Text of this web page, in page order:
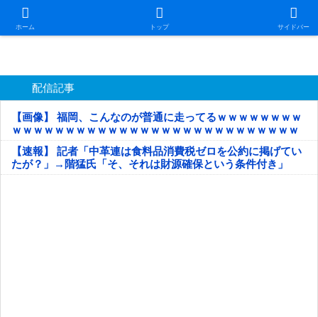
ホーム トップ サイドバー
日本第一！ニュース録
配信記事
【画像】 福岡、こんなのが普通に走ってるｗｗｗｗｗｗｗｗ
ｗｗｗｗｗｗｗｗｗｗｗｗｗｗｗｗｗｗｗｗｗｗｗｗｗｗｗ
ｗｗｗｗｗ
【速報】 記者「中革連は食料品消費税ゼロを公約に掲げてい
たが？」→階猛氏「そ、それは財源確保という条件付き」